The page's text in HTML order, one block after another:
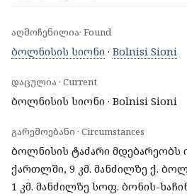
აღმოჩენილია· Found
ბოლნისის სიონი · Bolnisi Sioni
დაცულია · Current
ბოლნისის სიონი · Bolnisi Sioni
გარემოებანი · Circumstances
ბოლნისის ტაძარი
ქართლში, 9 კმ. მანძილზე ქ.
1 კმ. მანძილზე სოფ. ბონის-